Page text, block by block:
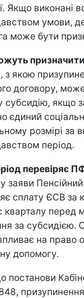
Якщо виконані
умови,
може бути
якою
договору,
субсидію, якщо
єдиний
розмірі за
період.
перевіряє
заяви
сплату ЄСВ за
кварталу перед
за субсидією.
на право
допомогу.
постанови